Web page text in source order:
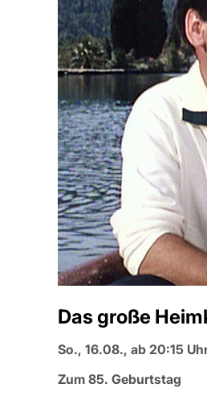
Das große
So., 16.08., ab 20:15
Zum 85. Geburtstag